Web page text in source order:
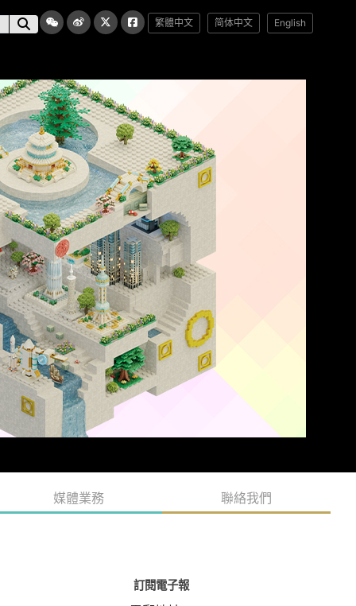
繁體中文 简体中文 English
媒體業務 聯絡我們
訂閱電子報